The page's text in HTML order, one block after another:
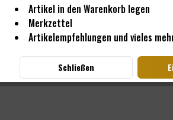
Artikel in den Warenkorb legen
Merkzettel
Artikelempfehlungen und vieles
Schließen